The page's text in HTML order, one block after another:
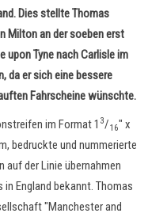
Dies stellte Thomas
Milton an der soeben erst
Tyne nach Carlisle im
da er sich eine bessere
Fahrscheine wünschte.
im Format 1 3/16" x
bedruckte und nummerierte
der Linie übernahmen
England bekannt. Thomas
"Manchester and